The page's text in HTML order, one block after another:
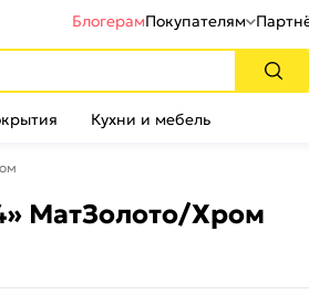
БлогерамПокупателям
Кухни и мебель
МатЗолото/Хром